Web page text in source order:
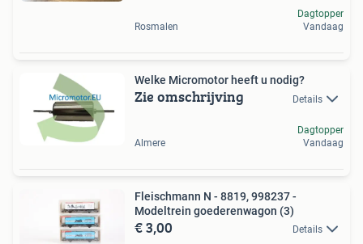
Rosmalen
Dagtopper
Vandaag
Welke Micromotor heeft u nodig?
Zie omschrijving Details
Almere
Dagtopper
Vandaag
Fleischmann N - 8819, 998237 -
Modeltrein goederenwagon (3)
€ 3,00 Details